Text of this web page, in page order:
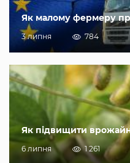
Як малому фермеру
3 липня 784
Як підвищити
6 липня 1 261